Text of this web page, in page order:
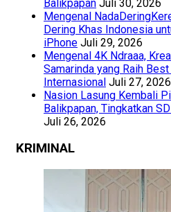
Balikpapan Juli 30, 2026
Mengenal
Dering Khas Indonesia
iPhone Juli 29, 2026
Mengenal 4K Ndraaa,
Samarinda yang Raih
Internasional Juli 27, 2026
Nasion Lasung Kembali
Balikpapan, Tingkatkan
Juli 26, 2026
KRIMINAL